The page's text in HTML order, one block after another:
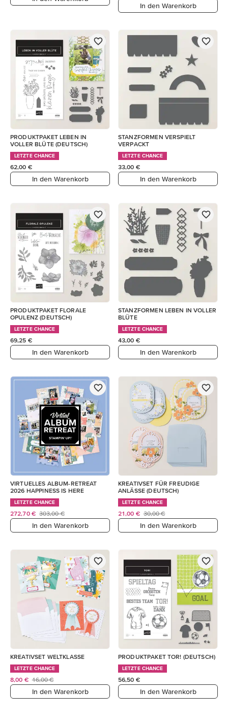
In den Warenkorb
PRODUKTPAKET LEBEN IN
VOLLER BLÜTE (DEUTSCH)
LETZTE CHANCE
62,00 €
In den Warenkorb
STANZFORMEN VERSPIELT
VERPACKT
LETZTE CHANCE
33,00 €
In den Warenkorb
PRODUKTPAKET FLORALE
OPULENZ (DEUTSCH)
LETZTE CHANCE
69,25 €
In den Warenkorb
STANZFORMEN LEBEN IN VOLLER
BLÜTE
LETZTE CHANCE
43,00 €
In den Warenkorb
VIRTUELLES ALBUM-RETREAT
2026 HAPPINESS IS HERE
LETZTE CHANCE
272,70 € 303,00 €
In den Warenkorb
KREATIVSET FÜR FREUDIGE
ANLÄSSE (DEUTSCH)
LETZTE CHANCE
21,00 € 30,00 €
In den Warenkorb
KREATIVSET WELTKLASSE
LETZTE CHANCE
8,00 € 16,00 €
In den Warenkorb
PRODUKTPAKET TOR! (DEUTSCH)
LETZTE CHANCE
56,50 €
In den Warenkorb